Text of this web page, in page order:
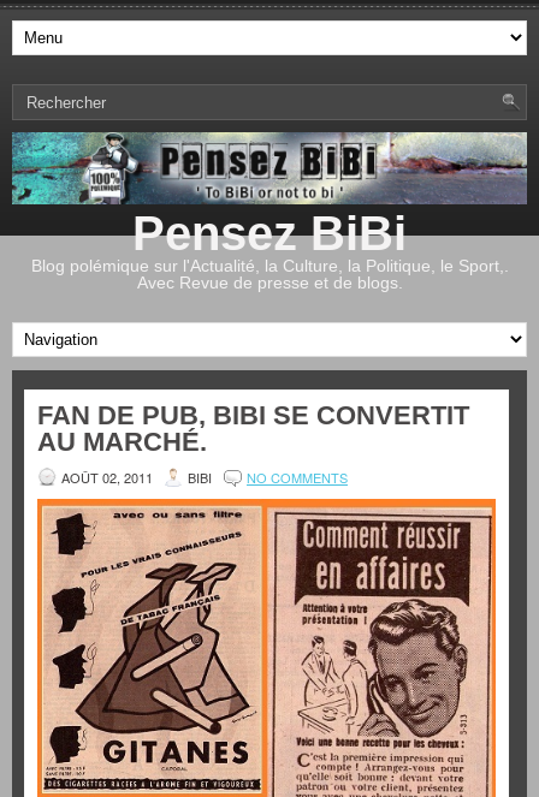
Pensez BiBi
Blog polémique sur l'Actualité, la Culture, la Politique, le Sport,.
Avec Revue de presse et de blogs.
FAN DE PUB, BIBI SE CONVERTIT
AU MARCHÉ.
AOÛT 02, 2011 BIBI NO COMMENTS